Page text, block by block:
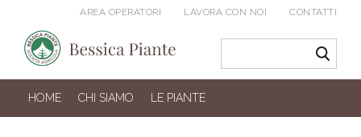
AREA OPERATORI LAVORA CON NOI CONTATTI
HOME CHI SIAMO LE PIANTE